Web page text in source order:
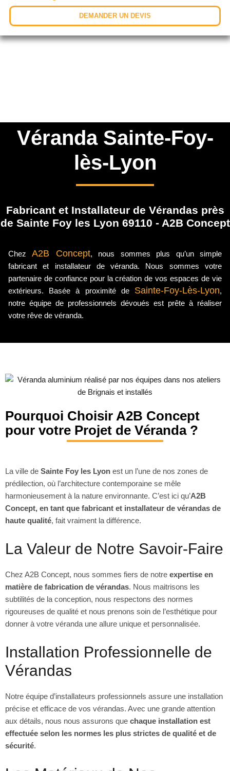
DEMANDER UN DEVIS
Véranda Sainte-Foy-
lès-Lyon
Fabricant et Installateur de Vérandas près
de Sainte Foy les Lyon 69110 - A2B Concept
ChezA2B Concept, nous sommes plus qu’un simple
fabricant et installateur de véranda. Nous sommes votre
partenaire de confiance pour la création de vos espaces de vie
extérieurs. Basée à proximité de Sainte-Foy-Lès-Lyon,
notre équipe de professionnels dévoués est prête à réaliser
votre rêve de véranda.
Pourquoi Choisir A2B Concept
pour votre Projet de Véranda ?
La ville de Sainte Foy les Lyon est un l’une de nos zones de
prédilection, où l’architecture contemporaine se mêle
harmonieusement à la nature environnante. C’est ici qu’A2B
Concept, en tant que fabricant et installateur de vérandas de
haute qualité, fait vraiment la différence.
La Valeur de Notre Savoir-Faire
Chez A2B Concept, nous sommes fiers de notre expertise en
matière de fabrication de vérandas. Nous maitrisons les
subtilités de la conception, nous respectons des normes
rigoureuses de qualité et nous prenons soin de l’esthétique pour
donner à votre véranda une allure unique et personnalisée.
Installation Professionnelle de
Vérandas
Notre équipe d’installateurs professionnels assure une installation
précise et efficace de vos vérandas. Avec une grande attention
aux détails, nous nous assurons que chaque installation est
effectuée selon les normes les plus strictes de qualité et de
sécurité.